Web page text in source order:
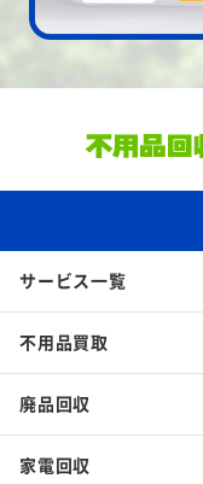
サービス一覧
不用品買取
廃品回収
家電回収